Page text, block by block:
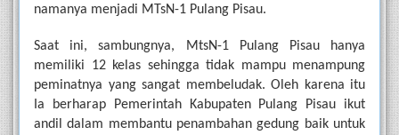
namanya menjadi MTsN-1 Pulang Pisau.
Saat ini, sambungnya, MtsN-1 Pulang Pisau hanya
memiliki 12 kelas sehingga tidak mampu menampung
peminatnya yang sangat membeludak. Oleh karena itu
Ia berharap Pemerintah Kabupaten Pulang Pisau ikut
andil dalam membantu penambahan gedung baik untuk